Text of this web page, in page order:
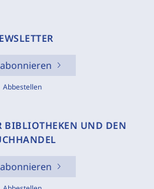
Abbestellen
BIBLIOTHEKEN UND DEN